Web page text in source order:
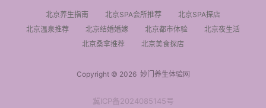
北京养生指南 北京SPA会所推荐
北京SPA探店
北京温泉推荐
北京结婚婚嫁 北京都市体验
北京夜生活
北京桑拿推荐
北京美食探店
Copyright © 2026妙门养生体验网
冀ICP备2024085145号